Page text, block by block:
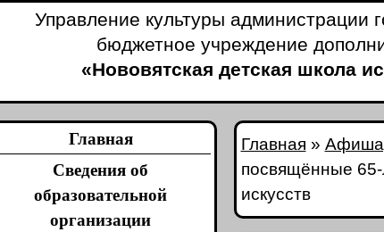
Главная
Сведения об
образовательной
организации
Управление культуры администрации
бюджетное учреждение
«Нововятская детская школа
Главная »
посвящённые 65-
искусств